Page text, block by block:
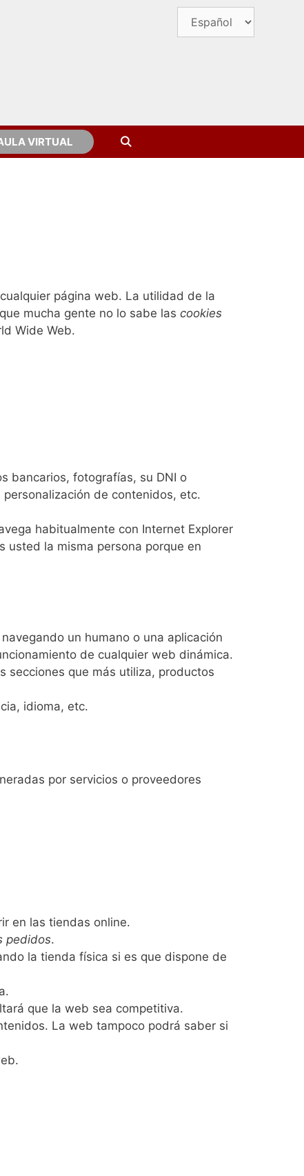
VIRTUAL
página web. La utilidad de la
mucha gente no lo sabe las cookies
Wide Web.
bancarios, fotografías, su DNI o
de contenidos, etc.
habitualmente con Internet Explorer
usted la misma persona porque en
un humano o una aplicación
de cualquier web dinámica.
secciones que más utiliza, productos
idioma, etc.
por servicios o proveedores
en las tiendas online.
pedidos.
la tienda física si es que dispone de
que la web sea competitiva.
La web tampoco podrá saber si